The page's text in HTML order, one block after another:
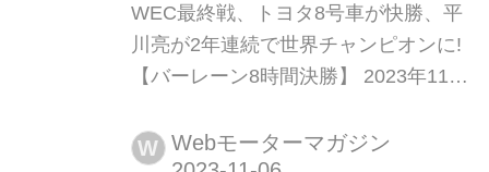
WEC最終戦、トヨタ8号車が快勝、平
川亮が2年連続で世界チャンピオンに!
【バーレーン8時間決勝】 2023年11月
選手権第7戦バーレーン8時間レースの
W Webモーターマガジン